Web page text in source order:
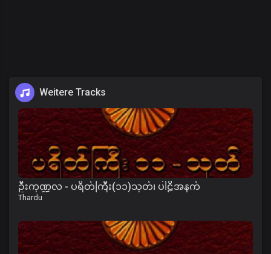
Weitere Tracks
ဦးကုဏ္ဍလ - ပရိတ်ကြီး(၁၁)သုတ်၊ ပါဠိအနက်
Thardu